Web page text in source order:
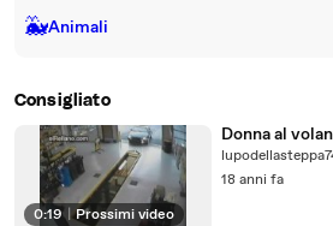
🐳Animali
Consigliato
0:19 Prossimi video
Donna al
18 anni fa